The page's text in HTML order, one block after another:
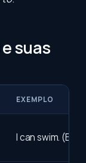
suas
EXEMPLO
I can swim. (Eu